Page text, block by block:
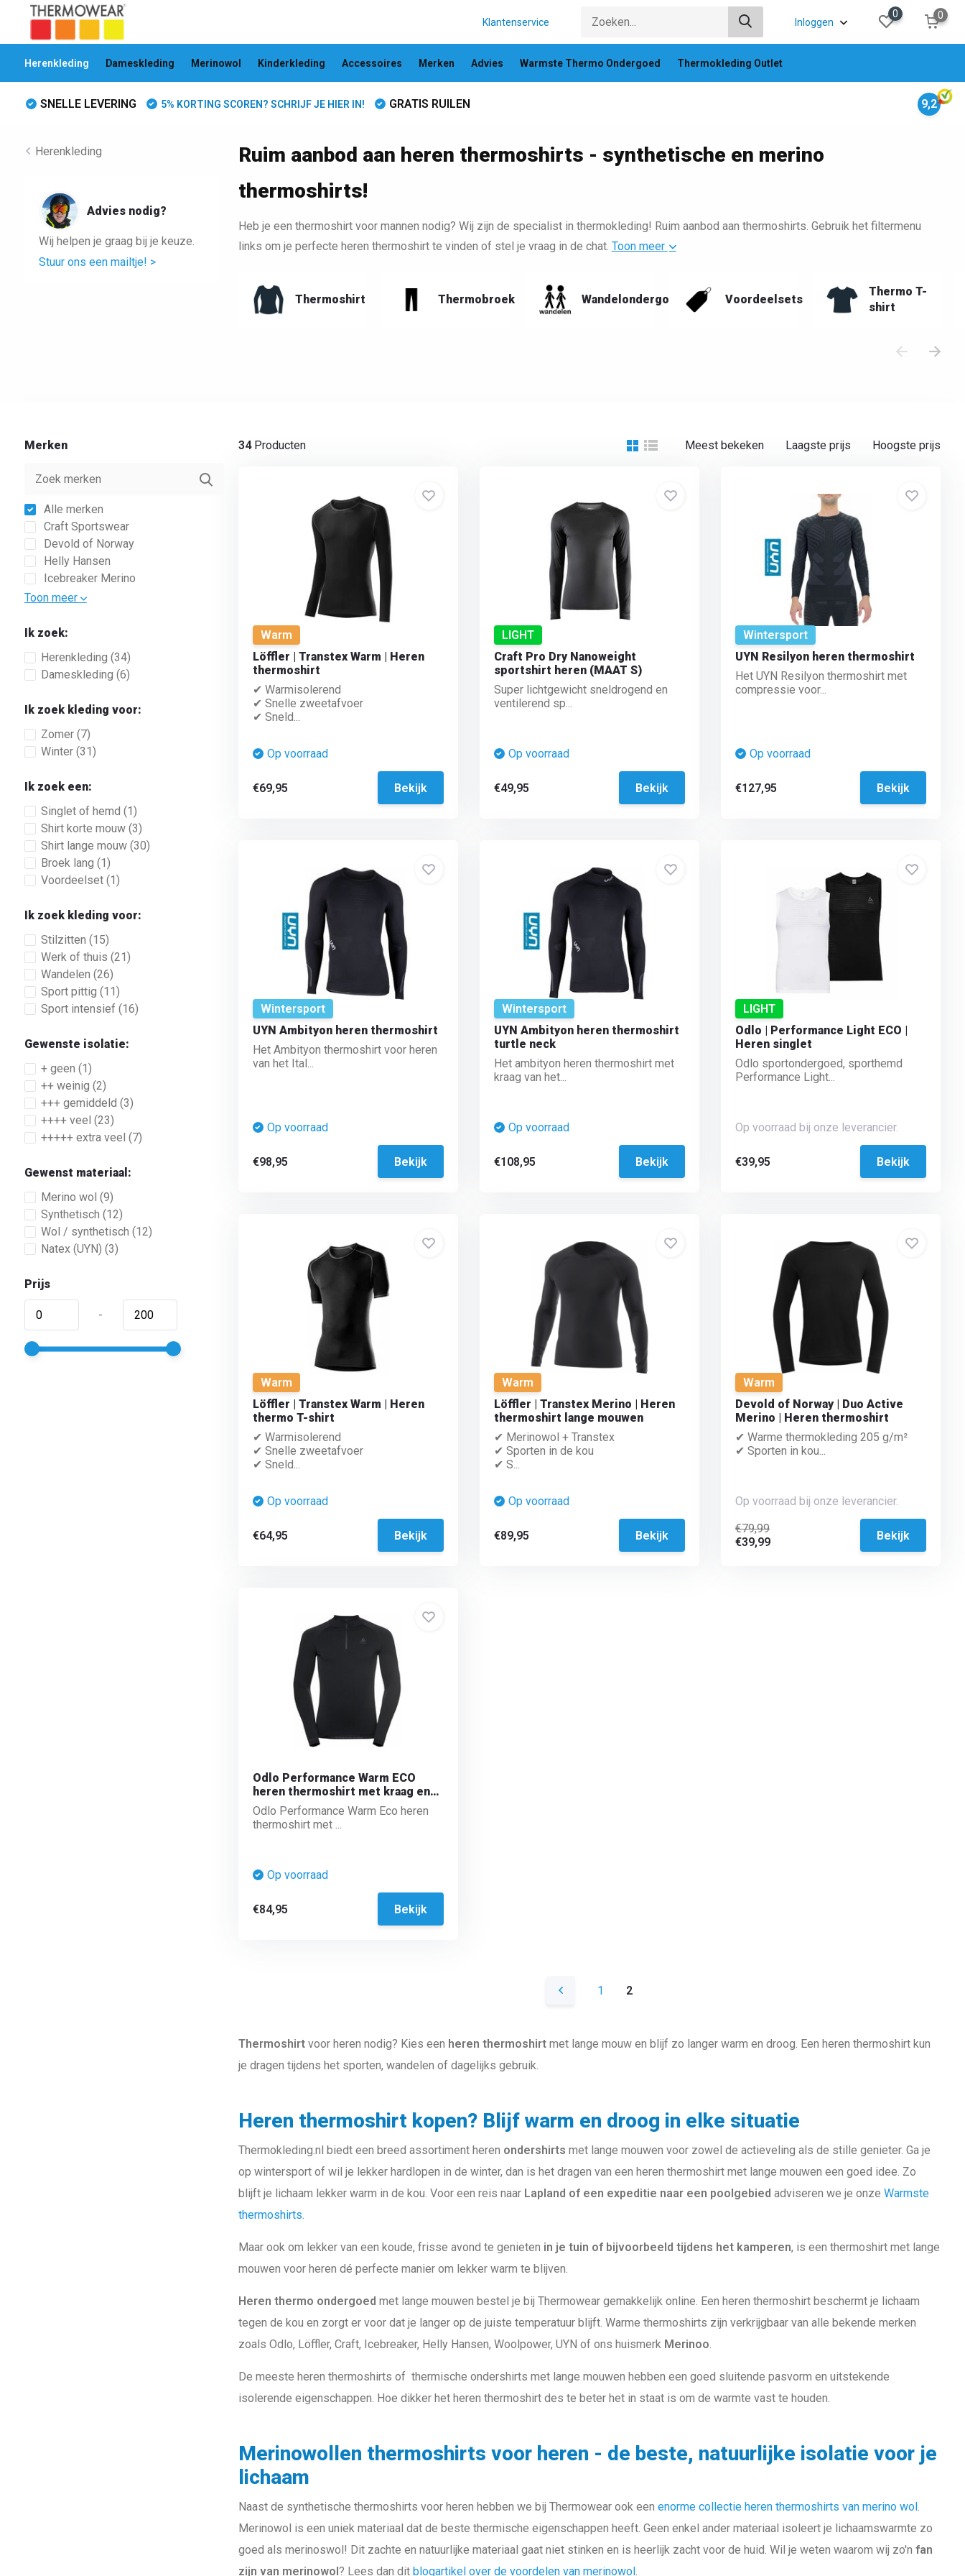
Klantenservice Inloggen
0 0
Herenkleding Dameskleding Merinowol Kinderkleding Accessoires Merken Advies Warmste Thermo Ondergoed Thermokleding Outlet
SNELLE LEVERING 5% KORTING SCOREN? SCHRIJF JE HIER IN! GRATIS RUILEN 9,2
Herenkleding
Advies nodig?
Wij helpen je graag bij je keuze.
Stuur ons een mailtje! >
Ruim aanbod aan heren thermoshirts - synthetische en merino
thermoshirts!
Heb je een thermoshirt voor mannen nodig? Wij zijn de specialist in thermokleding! Ruim aanbod aan thermoshirts. Gebruik het filtermenu
links om je perfecte heren thermoshirt te vinden of stel je vraag in de chat. Toon meer
Thermoshirt Thermobroek Wandelondergoed Voordeelsets
Thermo T-
shirt
Merken
Alle merken
Craft Sportswear
Devold of Norway
Helly Hansen
Icebreaker Merino
Toon meer
Ik zoek:
Herenkleding (34)
Dameskleding (6)
Ik zoek kleding voor:
Zomer (7)
Winter (31)
Ik zoek een:
Singlet of hemd (1)
Shirt korte mouw (3)
Shirt lange mouw (30)
Broek lang (1)
Voordeelset (1)
Ik zoek kleding voor:
Stilzitten (15)
Werk of thuis (21)
Wandelen (26)
Sport pittig (11)
Sport intensief (16)
Gewenste isolatie:
+ geen (1)
++ weinig (2)
+++ gemiddeld (3)
++++ veel (23)
+++++ extra veel (7)
Gewenst materiaal:
Merino wol (9)
Synthetisch (12)
Wol / synthetisch (12)
Natex (UYN) (3)
Prijs
-
34Producten Meest bekeken Laagste prijs Hoogste prijs
Warm
Löffler | Transtex Warm | Heren
thermoshirt
✔ Warmisolerend
✔ Snelle zweetafvoer
✔ Sneld...
Op voorraad
€69,95 Bekijk
LIGHT
Craft Pro Dry Nanoweight
sportshirt heren (MAAT S)
Super lichtgewicht sneldrogend en
ventilerend sp...
Op voorraad
€49,95 Bekijk
Wintersport
UYN Resilyon heren thermoshirt
Het UYN Resilyon thermoshirt met
compressie voor...
Op voorraad
€127,95 Bekijk
Wintersport
UYN Ambityon heren thermoshirt
Het Ambityon thermoshirt voor heren
van het Ital...
Op voorraad
€98,95 Bekijk
Wintersport
UYN Ambityon heren thermoshirt
turtle neck
Het ambityon heren thermoshirt met
kraag van het...
Op voorraad
€108,95 Bekijk
LIGHT
Odlo | Performance Light ECO |
Heren singlet
Odlo sportondergoed, sporthemd
Performance Light...
Op voorraad bij onze leverancier.
€39,95 Bekijk
Warm
Löffler | Transtex Warm | Heren
thermo T-shirt
✔ Warmisolerend
✔ Snelle zweetafvoer
✔ Sneld...
Op voorraad
€64,95 Bekijk
Warm
Löffler | Transtex Merino | Heren
thermoshirt lange mouwen
✔ Merinowol + Transtex
✔ Sporten in de kou
✔ S...
Op voorraad
€89,95 Bekijk
Warm
Devold of Norway | Duo Active
Merino | Heren thermoshirt
✔ Warme thermokleding 205 g/m²
✔ Sporten in kou...
Op voorraad bij onze leverancier.
€79,99
€39,99
Bekijk
Odlo Performance Warm ECO
heren thermoshirt met kraag en
rits (MAAT S)
Odlo Performance Warm Eco heren
thermoshirt met ...
Op voorraad
€84,95 Bekijk
1 2
Thermoshirtvoor heren nodig? Kies een heren thermoshirtmet lange mouw en blijf zo langer warm en droog. Een heren thermoshirt kun
je dragen tijdens het sporten, wandelen of dagelijks gebruik.
Heren thermoshirt kopen? Blijf warm en droog in elke situatie
Thermokleding.nl biedt een breed assortiment heren ondershirts met lange mouwen voor zowel de actieveling als de stille genieter. Ga je
op wintersport of wil je lekker hardlopen in de winter, dan is het dragen van een heren thermoshirt met lange mouwen een goed idee. Zo
blijft je lichaam lekker warm in de kou. Voor een reis naar Lapland of een expeditie naar een poolgebied adviseren we je onze Warmste
thermoshirts.
Maar ook om lekker van een koude, frisse avond te genieten in je tuin of bijvoorbeeld tijdens het kamperen, is een thermoshirt met lange
mouwen voor heren dé perfecte manier om lekker warm te blijven.
Heren thermo ondergoed met lange mouwen bestel je bij Thermowear gemakkelijk online. Een heren thermoshirt beschermt je lichaam
tegen de kou en zorgt er voor dat je langer op de juiste temperatuur blijft. Warme thermoshirts zijn verkrijgbaar van alle bekende merken
zoals Odlo, Löffler, Craft, Icebreaker, Helly Hansen, Woolpower, UYN of ons huismerk Merinoo.
De meeste heren thermoshirts of thermische ondershirts met lange mouwen hebben een goed sluitende pasvorm en uitstekende
isolerende eigenschappen. Hoe dikker het heren thermoshirt des te beter het in staat is om de warmte vast te houden.
Merinowollen thermoshirts voor heren - de beste, natuurlijke isolatie voor je
lichaam
Naast de synthetische thermoshirts voor heren hebben we bij Thermowear ook een enorme collectie heren thermoshirts van merino wol.
Merinowol is een uniek materiaal dat de beste thermische eigenschappen heeft. Geen enkel ander materiaal isoleert je lichaamswarmte zo
goed als merinoswol! Dit zachte en natuurlijke materiaal gaat niet stinken en is heerlijk zacht voor de huid. Wil je weten waarom wij zo'n fan
zijn van merinowol? Lees dan dit blogartikel over de voordelen van merinowol.